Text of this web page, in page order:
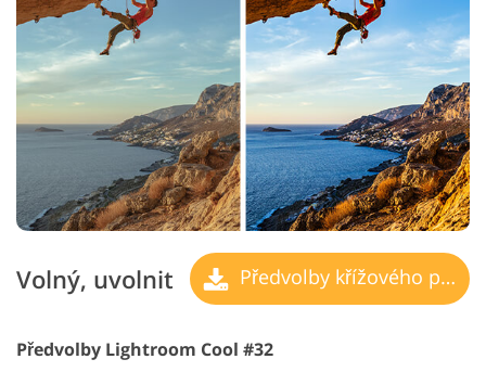
Volný, uvolnit Předvolby křížového procesu
Předvolby Lightroom Cool #32